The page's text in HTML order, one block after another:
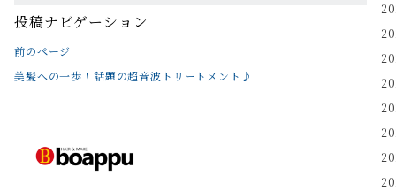
投稿ナビゲーション
前のページ
美髪への一歩！話題の超音波トリートメント♪